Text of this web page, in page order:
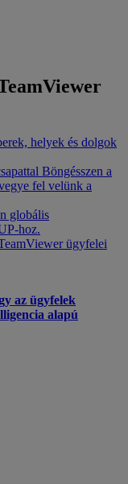
helyek és dolgok
Böngésszen a
fel velünk a
globális
hoz.
ügyfelei
az ügyfelek
alapú